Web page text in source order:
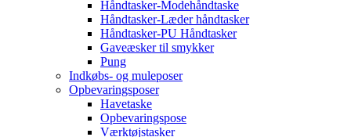
Håndtasker-Modehåndtaske
Håndtasker-Læder håndtasker
Håndtasker-PU Håndtasker
Gaveæsker til smykker
Pung
Indkøbs- og muleposer
Opbevaringsposer
Havetaske
Opbevaringspose
Værktøjstasker